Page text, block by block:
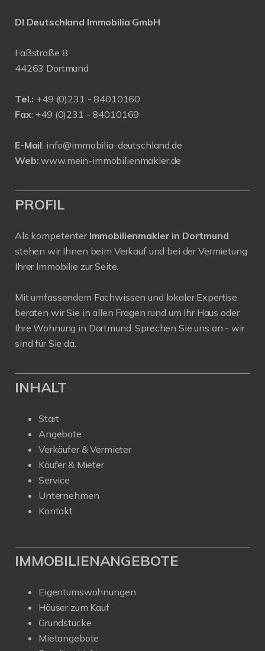
DI Deutschland Immobilia GmbH
Faßstraße 8
44263 Dortmund
Tel.: +49 (0)231 - 84010160
Fax: +49 (0)231 - 84010169
E-Mail: info@immobilia-deutschland.de
Web: www.mein-immobilienmakler.de
PROFIL
Als kompetenter Immobilienmakler in Dortmund
stehen wir Ihnen beim Verkauf und bei der Vermietung
Ihrer Immobilie zur Seite.
Mit umfassendem Fachwissen und lokaler Expertise
beraten wir Sie in allen Fragen rund um Ihr Haus oder
Ihre Wohnung in Dortmund. Sprechen Sie uns an - wir
sind für Sie da.
INHALT
Start
Angebote
Verkäufer & Vermieter
Käufer & Mieter
Service
Unternehmen
Kontakt
IMMOBILIENANGEBOTE
Eigentumswohnungen
Häuser zum Kauf
Grundstücke
Mietangebote